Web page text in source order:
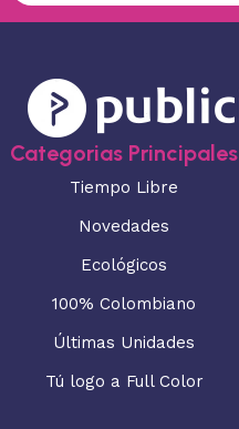
Categorias Principales
Tiempo Libre
Novedades
Ecológicos
100% Colombiano
Últimas Unidades
Tú logo a Full Color